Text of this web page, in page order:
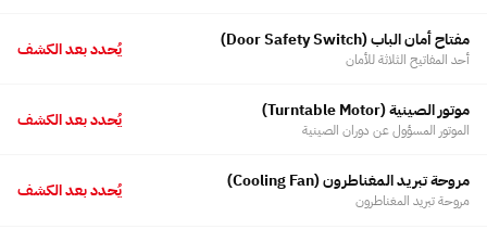
مفتاح أمان الباب ⁨(Door Safety Switch)⁩
أحد المفاتيح الثلاثة للأمان يُحدد بعد الكشف
موتور الصينية ⁨(Turntable Motor)⁩
الموتور المسؤول عن دوران الصينية يُحدد بعد الكشف
مروحة تبريد المغناطرون ⁨(Cooling Fan)⁩
مروحة تبريد المغناطرون يُحدد بعد الكشف